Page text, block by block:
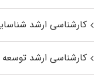
کارشناسی ارشد
کارشناسی ارشد